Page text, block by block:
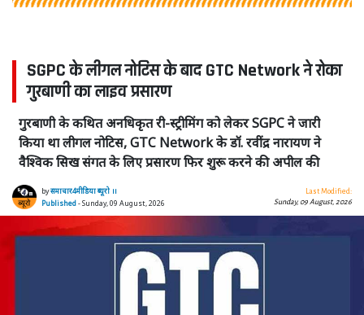
SGPC के लीगल नोटिस के बाद GTC Network ने रोका
गुरबाणी का लाइव प्रसारण
गुरबाणी के कथित अनधिकृत री-स्ट्रीमिंग को लेकर SGPC ने जारी
किया था लीगल नोटिस, GTC Network के डॉ. रवींद्र नारायण ने
वैश्विक सिख संगत के लिए प्रसारण फिर शुरू करने की अपील की
byसमाचार4मीडिया ब्यूरो ।।
Published- Sunday, 09 August, 2026
Last Modified:
Sunday, 09 August, 2026